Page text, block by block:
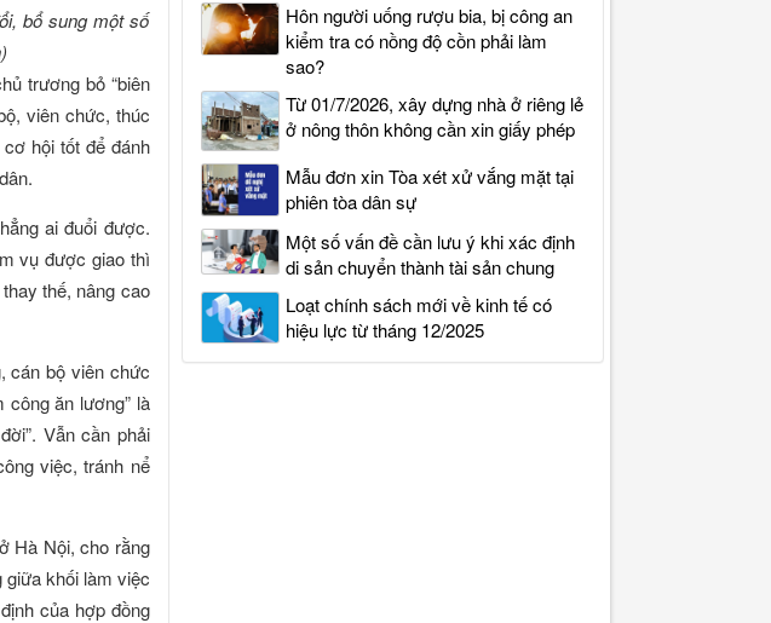
bổ sung một số
trương bỏ “biên
viên chức, thúc
hội tốt để đánh
ai đuổi được.
vụ được giao thì
thế, nâng cao
cán bộ viên chức
công ăn lương” là
Vẫn cần phải
việc, tránh nể
Hà Nội, cho rằng
khối làm việc
của hợp đồng
Hôn người uống rượu bia, bị công an
kiểm tra có nồng độ cồn phải làm
sao?
Từ 01/7/2026, xây dựng nhà ở riêng lẻ
ở nông thôn không cần xin giấy phép
Mẫu đơn xin Tòa xét xử vắng mặt tại
phiên tòa dân sự
Một số vấn đề cần lưu ý khi xác định
di sản chuyển thành tài sản chung
Loạt chính sách mới về kinh tế có
hiệu lực từ tháng 12/2025